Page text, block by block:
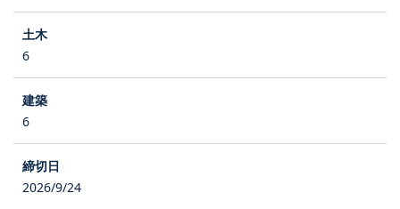
6
6
2026/9/24